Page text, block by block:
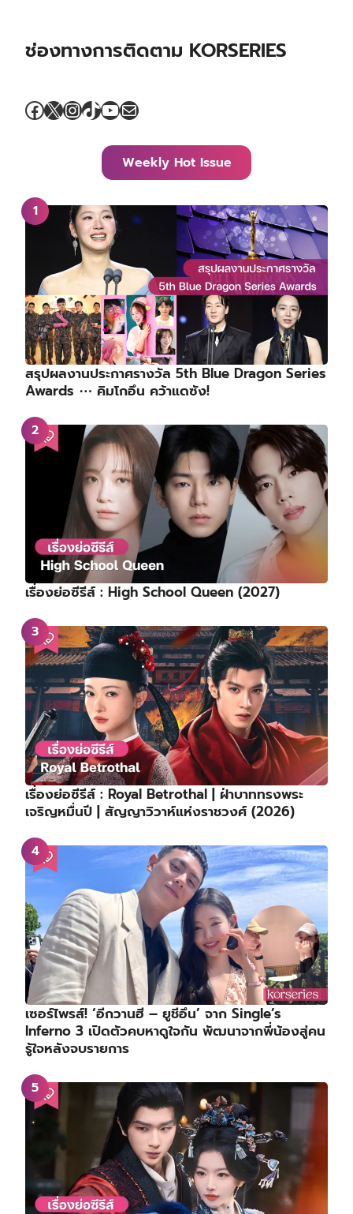
ช่องทางการติดตาม KORSERIES
Facebook
X Instagram
TikTok
YouTube
Mail
Weekly Hot Issue
สรุปผลงานประกาศรางวัล 5th Blue Dragon Series
Awards ⋯ คิมโกอึน คว้าแดซัง!
เรื่องย่อซีรีส์ : High School Queen (2027)
เรื่องย่อซีรีส์ : Royal Betrothal | ฝ่าบาททรงพระ
เจริญหมื่นปี | สัญญาวิวาห์แห่งราชวงศ์ (2026)
เซอร์ไพรส์! ‘อีกวานฮี – ยูชีอึน’ จาก Single’s
Inferno 3 เปิดตัวคบหาดูใจกัน พัฒนาจากพี่น้องสู่คน
รู้ใจหลังจบรายการ